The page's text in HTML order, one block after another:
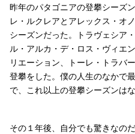
昨年のパタゴニアの登攀シーズ
レ・ルクレアとアレックス・オ
シーズンだった。トラヴェシア
ル・アルカ・デ・ロス・ヴィエ
リエーション、トーレ・トラバ
登攀をした。僕の人生のなかで
で、これ以上の登攀シーズンは
その１年後、自分でも驚きなの